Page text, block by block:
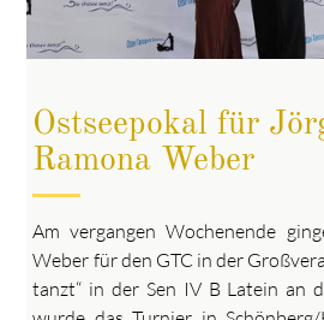
Ostseepokal für
Ramona Weber
Am vergangen Wochenende
Weber für den GTC in der
tanzt“ in der Sen IV B Latein an